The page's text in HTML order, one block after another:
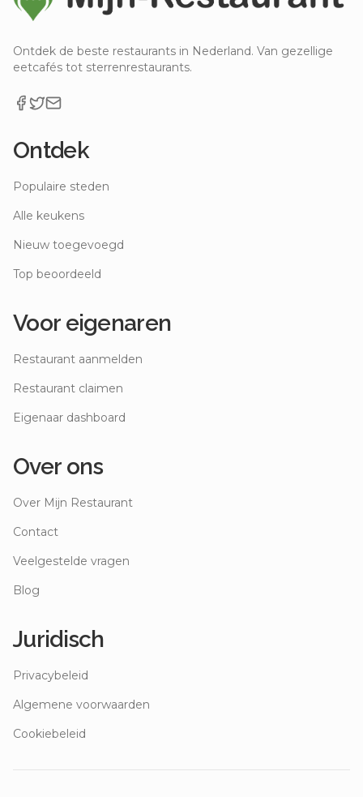
Ontdek de beste restaurants in Nederland. Van gezellige
eetcafés tot sterrenrestaurants.
Ontdek
Populaire steden
Alle keukens
Nieuw toegevoegd
Top beoordeeld
Voor eigenaren
Restaurant aanmelden
Restaurant claimen
Eigenaar dashboard
Over ons
Over Mijn Restaurant
Contact
Veelgestelde vragen
Blog
Juridisch
Privacybeleid
Algemene voorwaarden
Cookiebeleid